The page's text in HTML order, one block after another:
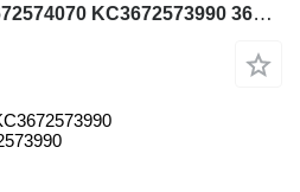
Vérin hydraulique KC3672574070 KC3672573990 3672574070 3672573990 pour chargeuse sur pneus Hitachi ZW370